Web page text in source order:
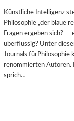
Künstliche Intelligenz
Philosophie „der blaue
Fragen ergeben sich? –
überflüssig? Unter
Journals fürPhilosophie
renommierten Autoren.
sprich…